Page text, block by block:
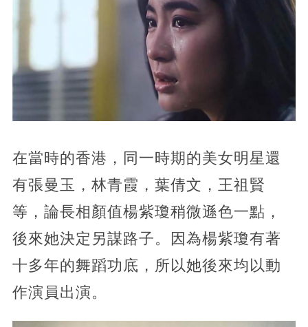
在當時的香港，同一時期的美女明星還
有張曼玉，林青霞，葉倩文，王祖賢
等，論長相顏值楊紫瓊稍微遜色一點，
後來她決定另謀路子。因為楊紫瓊有著
十多年的舞蹈功底，所以她後來均以動
作演員出演。